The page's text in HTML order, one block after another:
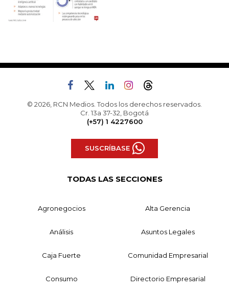
© 2026, RCN Medios. Todos los derechos reservados.
Cr. 13a 37-32, Bogotá
(+57) 1 4227600
SUSCRÍBASE
TODAS LAS SECCIONES
Agronegocios Alta Gerencia
Análisis Asuntos Legales
Caja Fuerte Comunidad Empresarial
Consumo Directorio Empresarial